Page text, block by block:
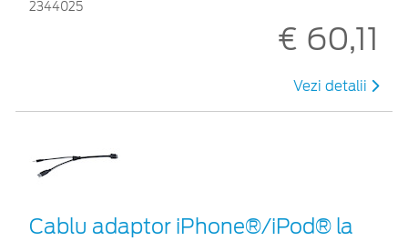
2344025
€ 60,11
Vezi detalii
Cablu adaptor iPhone®/iPod® la